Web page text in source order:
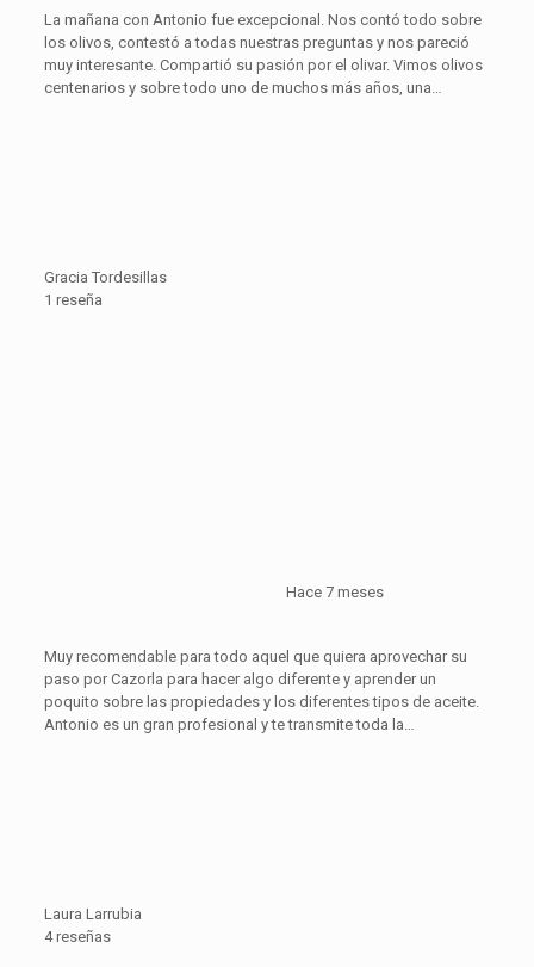
La mañana con Antonio fue excepcional. Nos contó todo sobre
los olivos, contestó a todas nuestras preguntas y nos pareció
muy interesante. Compartió su pasión por el olivar. Vimos olivos
centenarios y sobre todo uno de muchos más años, una…
Gracia Tordesillas
1 reseña
Hace 7 meses
Muy recomendable para todo aquel que quiera aprovechar su
paso por Cazorla para hacer algo diferente y aprender un
poquito sobre las propiedades y los diferentes tipos de aceite.
Antonio es un gran profesional y te transmite toda la…
Laura Larrubia
4 reseñas